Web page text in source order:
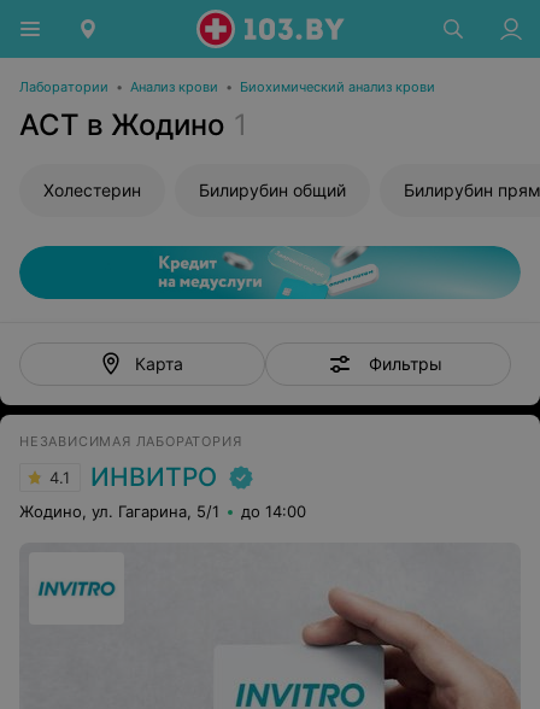
Лаборатории • Анализ крови • Биохимический анализ крови
АСТ в Жодино 1
Холестерин Билирубин общий Билирубин
Карта Фильтры
НЕЗАВИСИМАЯ ЛАБОРАТОРИЯ
4.1 ИНВИТРО
Жодино, ул. Гагарина, 5/1 до 14:00